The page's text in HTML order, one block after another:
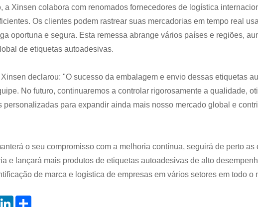
a Xinsen colabora com renomados fornecedores de logística
Os clientes podem rastrear suas mercadorias em tempo real
oportuna e segura. Esta remessa abrange vários países e regiões,
de etiquetas autoadesivas.
declarou: "O sucesso da embalagem e envio dessas etiquetas
No futuro, continuaremos a controlar rigorosamente a qualidade,
personalizadas para expandir ainda mais nosso mercado global e
o seu compromisso com a melhoria contínua, seguirá de perto
e lançará mais produtos de etiquetas autoadesivas de alto
de marca e logística de empresas em vários setores em todo o
LinkedIn